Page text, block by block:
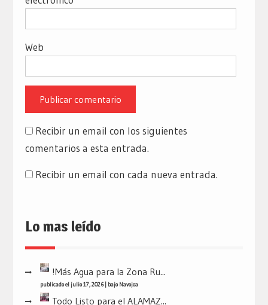
Web
Recibir un email con los siguientes
comentarios a esta entrada.
Recibir un email con cada nueva entrada.
Lo mas leído
!Más Agua para la Zona Ru...
publicado el julio 17, 2026| bajoNavojoa
Todo Listo para el ALAMAZ...